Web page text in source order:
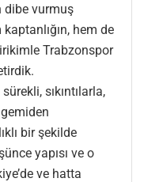
dibe vurmuş
hem de
Trabzonspor
sıkıntılarla,
bir şekilde
yapısı ve o
ve hatta